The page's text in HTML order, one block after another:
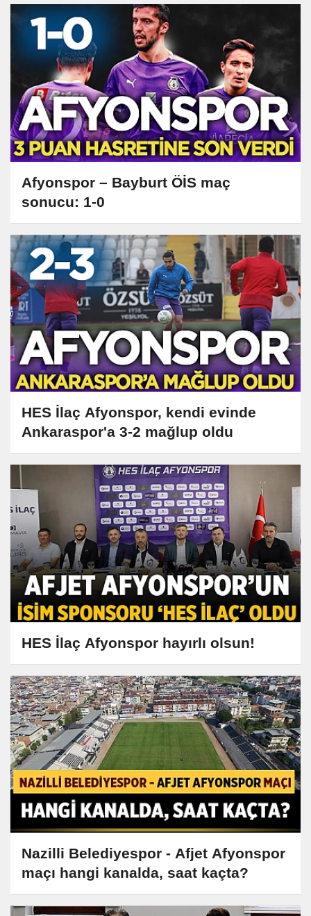
Afyonspor – Bayburt ÖİS maç
sonucu: 1-0
HES İlaç Afyonspor, kendi evinde
Ankaraspor'a 3-2 mağlup oldu
HES İlaç Afyonspor hayırlı olsun!
Nazilli Belediyespor - Afjet Afyonspor
maçı hangi kanalda, saat kaçta?